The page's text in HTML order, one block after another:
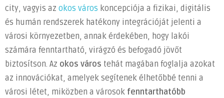
city, vagyis az okos város koncepciója a fizikai, digitális
és humán rendszerek hatékony integrációját jelenti a
városi környezetben, annak érdekében, hogy lakói
számára fenntartható, virágzó és befogadó jövőt
biztosítson. Az okos város tehát magában foglalja azokat
az innovációkat, amelyek segítenek élhetőbbé tenni a
városi létet, miközben a városok fenntarthatóbb